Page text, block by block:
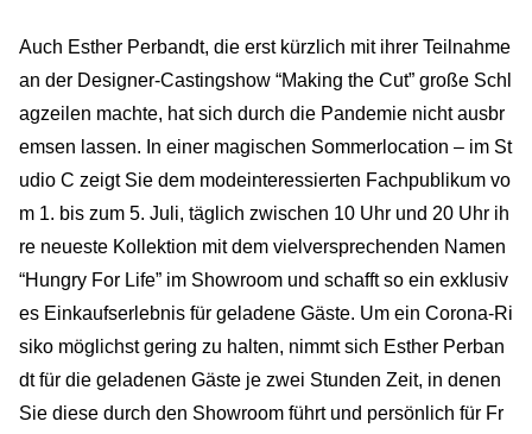
Auch Esther Perbandt, die erst kürzlich mit ihrer Teilnahme
an der Designer-Castingshow “Making the Cut” große Schl
agzeilen machte, hat sich durch die Pandemie nicht ausbr
emsen lassen. In einer magischen Sommerlocation – im St
udio C zeigt Sie dem modeinteressierten Fachpublikum vo
m 1. bis zum 5. Juli, täglich zwischen 10 Uhr und 20 Uhr ih
re neueste Kollektion mit dem vielversprechenden Namen
“Hungry For Life” im Showroom und schafft so ein exklusiv
es Einkaufserlebnis für geladene Gäste. Um ein Corona-Ri
siko möglichst gering zu halten, nimmt sich Esther Perban
dt für die geladenen Gäste je zwei Stunden Zeit, in denen
Sie diese durch den Showroom führt und persönlich für Fr